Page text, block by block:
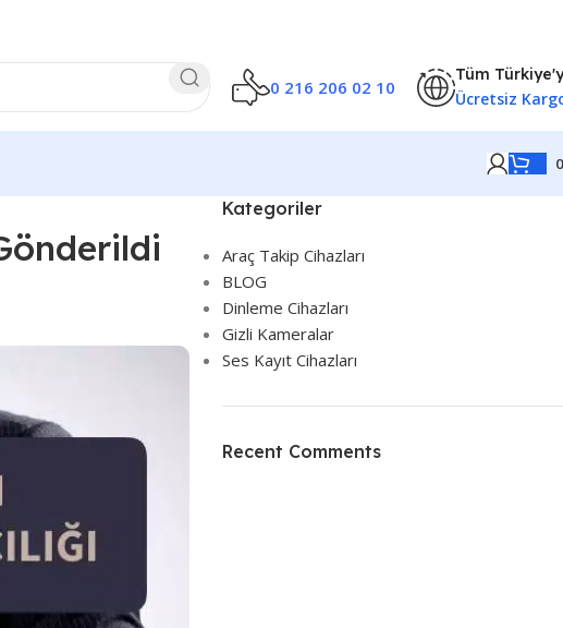
0 216 206 02 10
Tüm
Ücretsiz
Kategoriler
Araç Takip Cihazları
BLOG
Dinleme Cihazları
Gizli Kameralar
Ses Kayıt Cihazları
Recent Comments